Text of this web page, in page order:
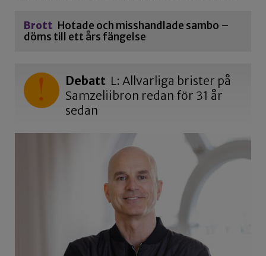
Brott Hotade och misshandlade sambo –
döms till ett års fängelse
Debatt L: Allvarliga brister på
Samzeliibron redan för 31 år
sedan